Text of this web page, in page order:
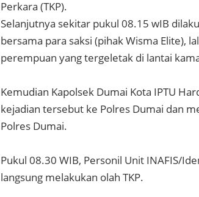
Perkara (TKP).
Selanjutnya sekitar pukul 08.15 wIB
bersama para saksi (pihak Wisma Elite),
perempuan yang tergeletak di lantai
Kemudian Kapolsek Dumai Kota IPTU
kejadian tersebut ke Polres Dumai dan
Polres Dumai.
Pukul 08.30 WIB, Personil Unit INAFIS/
langsung melakukan olah TKP.